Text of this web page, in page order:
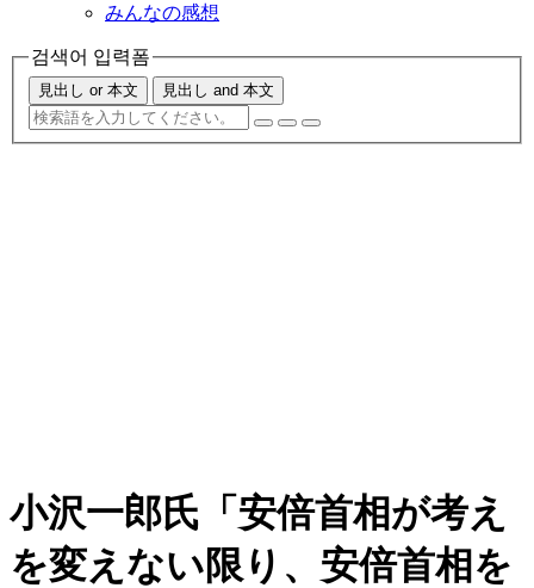
みんなの感想
검색어 입력폼
見出し or 本文 見出し and 本文
小沢一郎氏「安倍首相が考え
を変えない限り、安倍首相を